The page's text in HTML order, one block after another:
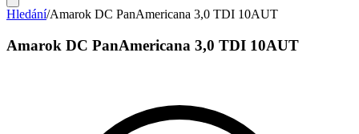
Hledání/Amarok DC PanAmericana 3,0 TDI 10AUT
Amarok DC PanAmericana 3,0 TDI 10AUT